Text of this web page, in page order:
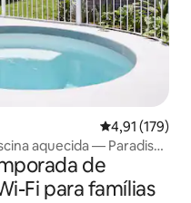
4,91 de uma
4,91 (179)
aquecida — Paradiso
de
Fi para famílias